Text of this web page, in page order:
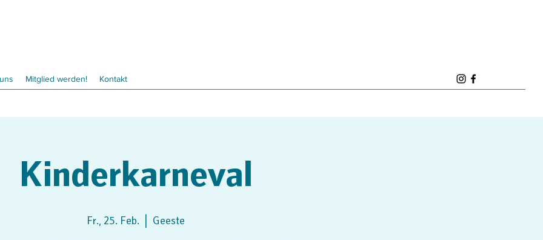
Mitglied werden! Kontakt
Kinderkarneval
Fr., 25. Feb. Geeste